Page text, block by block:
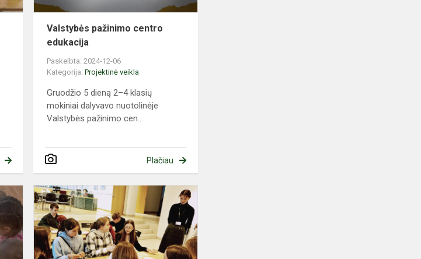
Valstybės pažinimo centro
edukacija
Paskelbta: 2024-12-06
Kategorija:Projektinė veikla
Gruodžio 5 dieną 2–4 klasių
mokiniai dalyvavo nuotolinėje
Valstybės pažinimo cen...
Plačiau
Advento
tradicijos
Integruota